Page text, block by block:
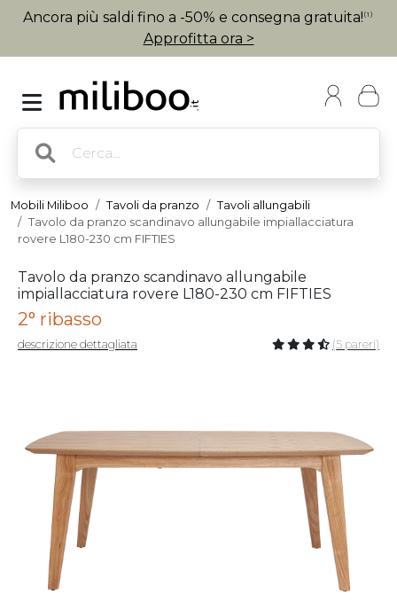
Ancora più saldi fino a -50% e consegna gratuita! (1)
Approfitta ora >
Mobili Miliboo Tavoli da pranzo
Tavoli allungabili
Tavolo da pranzo scandinavo allungabile impiallacciatura
rovere L180-230 cm FIFTIES
Tavolo da pranzo scandinavo allungabile
impiallacciatura rovere L180-230 cm FIFTIES
2° ribasso
descrizione dettagliata (5 pareri)